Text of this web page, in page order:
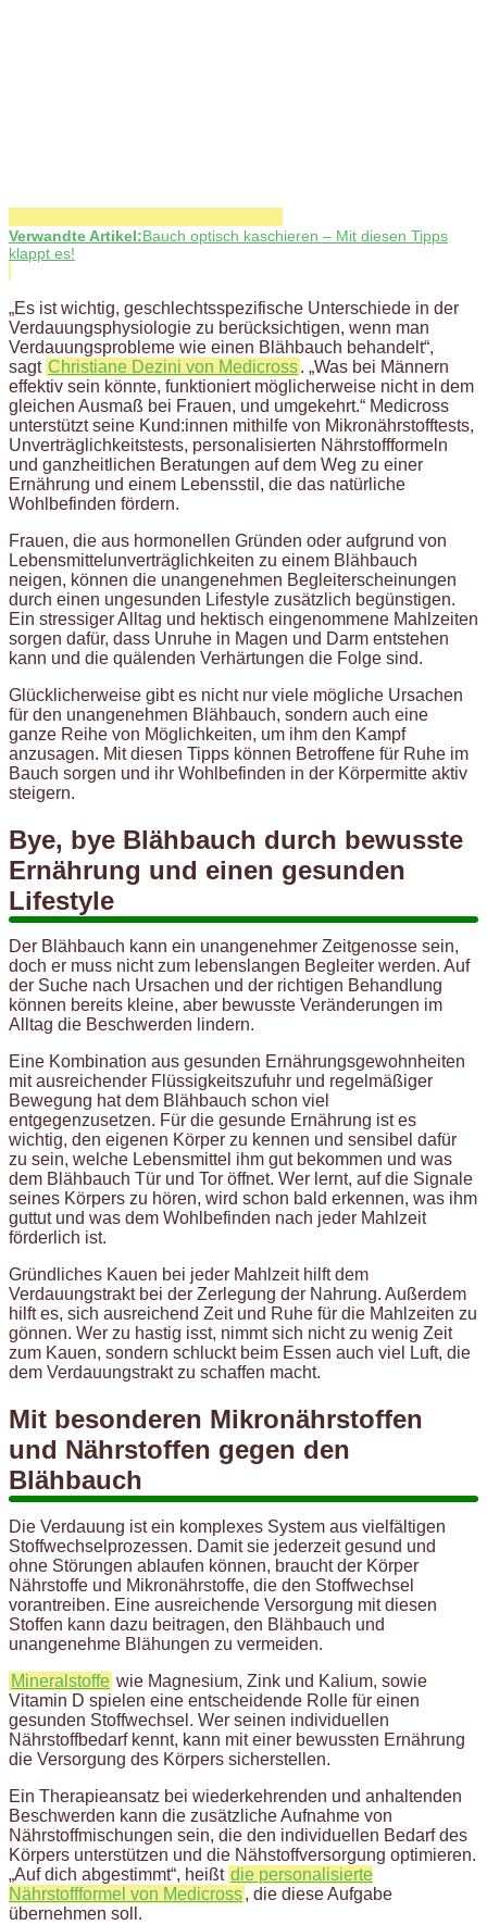
Verwandte Artikel:Bauch optisch kaschieren – Mit diesen Tipps
klappt es!
„Es ist wichtig, geschlechtsspezifische Unterschiede in der
Verdauungsphysiologie zu berücksichtigen, wenn man
Verdauungsprobleme wie einen Blähbauch behandelt“,
sagt Christiane Dezini von Medicross. „Was bei Männern
effektiv sein könnte, funktioniert möglicherweise nicht in dem
gleichen Ausmaß bei Frauen, und umgekehrt.“ Medicross
unterstützt seine Kund:innen mithilfe von Mikronährstofftests,
Unverträglichkeitstests, personalisierten Nährstoffformeln
und ganzheitlichen Beratungen auf dem Weg zu einer
Ernährung und einem Lebensstil, die das natürliche
Wohlbefinden fördern.
Frauen, die aus hormonellen Gründen oder aufgrund von
Lebensmittelunverträglichkeiten zu einem Blähbauch
neigen, können die unangenehmen Begleiterscheinungen
durch einen ungesunden Lifestyle zusätzlich begünstigen.
Ein stressiger Alltag und hektisch eingenommene Mahlzeiten
sorgen dafür, dass Unruhe in Magen und Darm entstehen
kann und die quälenden Verhärtungen die Folge sind.
Glücklicherweise gibt es nicht nur viele mögliche Ursachen
für den unangenehmen Blähbauch, sondern auch eine
ganze Reihe von Möglichkeiten, um ihm den Kampf
anzusagen. Mit diesen Tipps können Betroffene für Ruhe im
Bauch sorgen und ihr Wohlbefinden in der Körpermitte aktiv
steigern.
Bye, bye Blähbauch durch bewusste
Ernährung und einen gesunden
Lifestyle
Der Blähbauch kann ein unangenehmer Zeitgenosse sein,
doch er muss nicht zum lebenslangen Begleiter werden. Auf
der Suche nach Ursachen und der richtigen Behandlung
können bereits kleine, aber bewusste Veränderungen im
Alltag die Beschwerden lindern.
Eine Kombination aus gesunden Ernährungsgewohnheiten
mit ausreichender Flüssigkeitszufuhr und regelmäßiger
Bewegung hat dem Blähbauch schon viel
entgegenzusetzen. Für die gesunde Ernährung ist es
wichtig, den eigenen Körper zu kennen und sensibel dafür
zu sein, welche Lebensmittel ihm gut bekommen und was
dem Blähbauch Tür und Tor öffnet. Wer lernt, auf die Signale
seines Körpers zu hören, wird schon bald erkennen, was ihm
guttut und was dem Wohlbefinden nach jeder Mahlzeit
förderlich ist.
Gründliches Kauen bei jeder Mahlzeit hilft dem
Verdauungstrakt bei der Zerlegung der Nahrung. Außerdem
hilft es, sich ausreichend Zeit und Ruhe für die Mahlzeiten zu
gönnen. Wer zu hastig isst, nimmt sich nicht zu wenig Zeit
zum Kauen, sondern schluckt beim Essen auch viel Luft, die
dem Verdauungstrakt zu schaffen macht.
Mit besonderen Mikronährstoffen
und Nährstoffen gegen den
Blähbauch
Die Verdauung ist ein komplexes System aus vielfältigen
Stoffwechselprozessen. Damit sie jederzeit gesund und
ohne Störungen ablaufen können, braucht der Körper
Nährstoffe und Mikronährstoffe, die den Stoffwechsel
vorantreiben. Eine ausreichende Versorgung mit diesen
Stoffen kann dazu beitragen, den Blähbauch und
unangenehme Blähungen zu vermeiden.
Mineralstoffe wie Magnesium, Zink und Kalium, sowie
Vitamin D spielen eine entscheidende Rolle für einen
gesunden Stoffwechsel. Wer seinen individuellen
Nährstoffbedarf kennt, kann mit einer bewussten Ernährung
die Versorgung des Körpers sicherstellen.
Ein Therapieansatz bei wiederkehrenden und anhaltenden
Beschwerden kann die zusätzliche Aufnahme von
Nährstoffmischungen sein, die den individuellen Bedarf des
Körpers unterstützen und die Nähstoffversorgung optimieren.
„Auf dich abgestimmt“, heißt die personalisierte
Nährstoffformel von Medicross, die diese Aufgabe
übernehmen soll.